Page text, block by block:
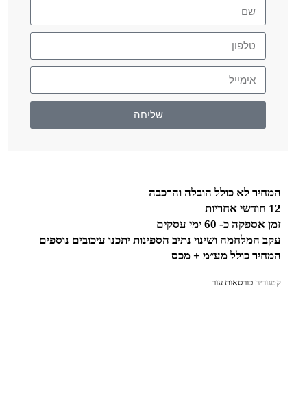
שליחה
המחיר לא כולל הובלה והרכבה
12 חודשי אחריות
זמן אספקה כ- 60 ימי עסקים
עקב המלחמה ושינוי נתיב הספינות יתכנו עיכובים נוספים
המחיר כולל מע״מ + מכס
קטגוריה כורסאות עור